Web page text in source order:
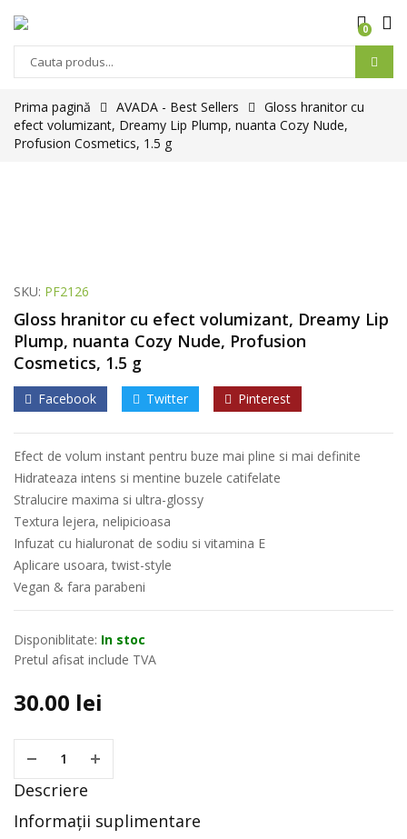
0
Prima pagină AVADA - Best Sellers
Gloss hranitor cu
efect volumizant, Dreamy Lip Plump, nuanta Cozy Nude,
Profusion Cosmetics, 1.5 g
SKU: PF2126
Gloss hranitor cu efect volumizant, Dreamy Lip
Plump, nuanta Cozy Nude, Profusion
Cosmetics, 1.5 g
Facebook Twitter Pinterest
Efect de volum instant pentru buze mai pline si mai definite
Hidrateaza intens si mentine buzele catifelate
Stralucire maxima si ultra-glossy
Textura lejera, nelipicioasa
Infuzat cu hialuronat de sodiu si vitamina E
Aplicare usoara, twist-style
Vegan & fara parabeni
Disponiblitate: In stoc
Pretul afisat include TVA
30.00 lei
Descriere
Informații suplimentare